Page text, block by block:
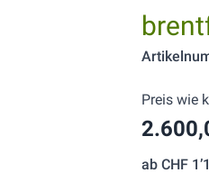
Preis wie
ab CHF